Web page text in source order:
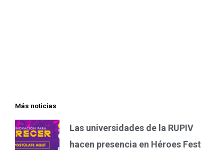
Más noticias
Las universidades de la RUPIV
hacen presencia en Héroes Fest